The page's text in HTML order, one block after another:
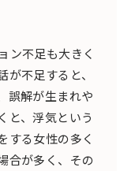
ン不足も大きく
不足すると、
誤解が生まれや
と、浮気という
する女性の多く
合が多く、その